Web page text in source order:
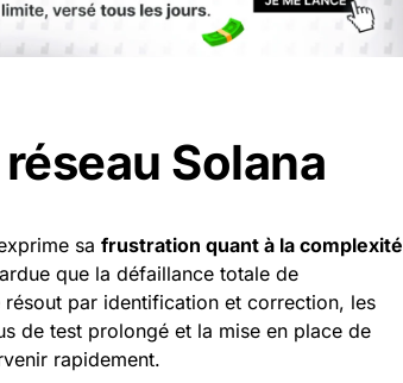
Solana
sa frustration quant à la complexité
que la défaillance totale de
par identification et correction, les
de test prolongé et la mise en place de
rapidement.